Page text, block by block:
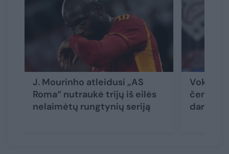
J. Mourinho atleidusi „AS
Roma“ nutraukė trijų iš eilės
nelaimėtų rungtynių seriją
dar tris